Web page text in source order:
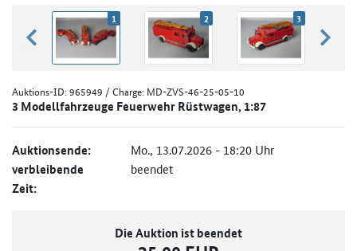
zurück blättern
1 2 3
Auktions-ID:965949 / Charge: MD-ZVS-46-25-05-10
3 Modellfahrzeuge Feuerwehr Rüstwagen, 1:87
Auktionsende: Mo., 13.07.2026 - 18:20 Uhr
verbleibende
Zeit:
beendet
Die Auktion ist beendet